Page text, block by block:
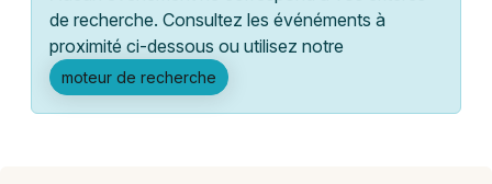
Activité & Expérience
Manifestations
Foires & salons
Marseille
Mulhouse
de recherche. Consultez les événéments à
proximité ci-dessous ou utilisez notre
moteur de recherche